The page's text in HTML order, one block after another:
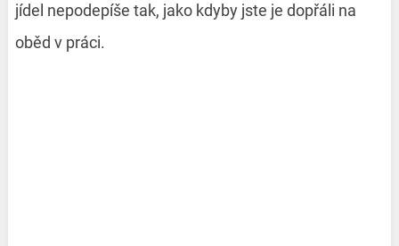
jídel nepodepíše tak, jako kdyby jste je dopřáli na
oběd v práci.